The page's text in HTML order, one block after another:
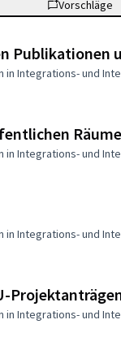
Vorschläge
Publikationen
in Integrations- und
in Integrations- und
in Integrations- und
in Integrations- und